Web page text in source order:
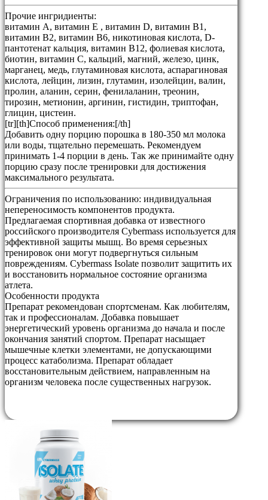
Прочие ингридиенты:
витамин А, витамин Е , витамин D, витамин В1,
витамин В2, витамин В6, никотиновая кислота, D-
пантотенат кальция, витамин В12, фолиевая кислота,
биотин, витамин С, кальций, магний, железо, цинк,
марганец, медь, глутаминовая кислота, аспарагиновая
кислота, лейцин, лизин, глутамин, изолейцин, валин,
пролин, аланин, серин, фенилаланин, треонин,
тирозин, метионин, аргинин, гистидин, триптофан,
глицин, цистеин.
[tr][th]Способ применения:[/th]
Добавить одну порцию порошка в 180-350 мл молока
или воды, тщательно перемешать. Рекомендуем
принимать 1-4 порции в день. Так же принимайте одну
порцию сразу после тренировки для достижения
максимального результата.
Ограничения по использованию: индивидуальная
непереносимость компонентов продукта.
Предлагаемая спортивная добавка от известного
российского производителя Cybermass используется для
эффективной защиты мышц. Во время серьезных
тренировок они могут подвергнуться сильным
повреждениям. Cybermass Isolate позволит защитить их
и восстановить нормальное состояние организма
атлета.
Особенности продукта
Препарат рекомендован спортсменам. Как любителям,
так и профессионалам. Добавка повышает
энергетический уровень организма до начала и после
окончания занятий спортом. Препарат насыщает
мышечные клетки элементами, не допускающими
процесс катаболизма. Препарат обладает
восстановительным действием, направленным на
организм человека после существенных нагрузок.